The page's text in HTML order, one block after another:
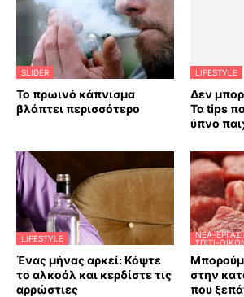
SLIDER
Το πρωινό κάπνισμα
βλάπτει περισσότερο
LIFESTYLE
Δεν
Τα tips
ύπνο
LIFESTYLE
Ένας μήνας αρκεί: Κόψτε
το αλκοόλ και κερδίστε τις
αρρώστιες
ΝΈΑ-
ΣΠΊΤΙ-
στην
που